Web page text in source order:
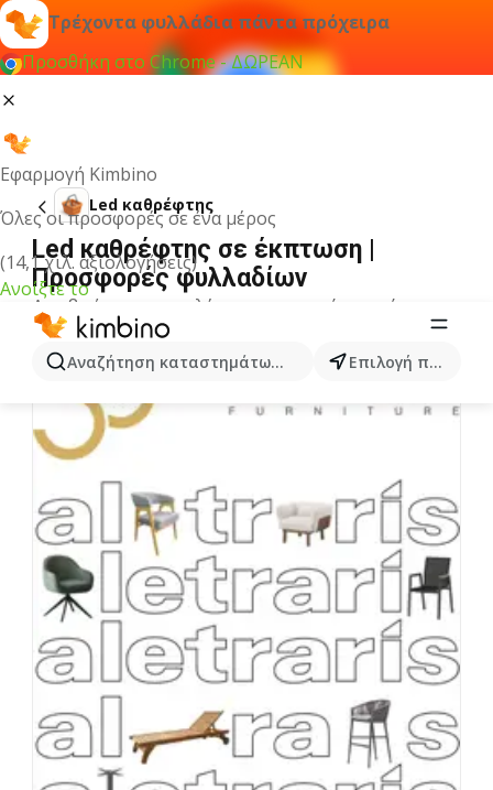
Τρέχοντα φυλλάδια πάντα πρόχειρα
Προσθήκη στο Chrome - ΔΩΡΕΑΝ
Εφαρμογή Kimbino
Όλες οι προσφορές σε ένα μέρος
(14,1 χιλ. αξιολογήσεις)
Ανοίξτε το
Αναζήτηση καταστημάτων, κατηγοριών, προϊόντων...
Επιλογή πόλης
Led καθρέφτης
Led καθρέφτης σε έκπτωση |
Προσφορές φυλλαδίων
Δεν βρήκαμε αποτελέσματα για αυτόν τον όρο.
Άλλα φυλλάδια από την κατηγορία